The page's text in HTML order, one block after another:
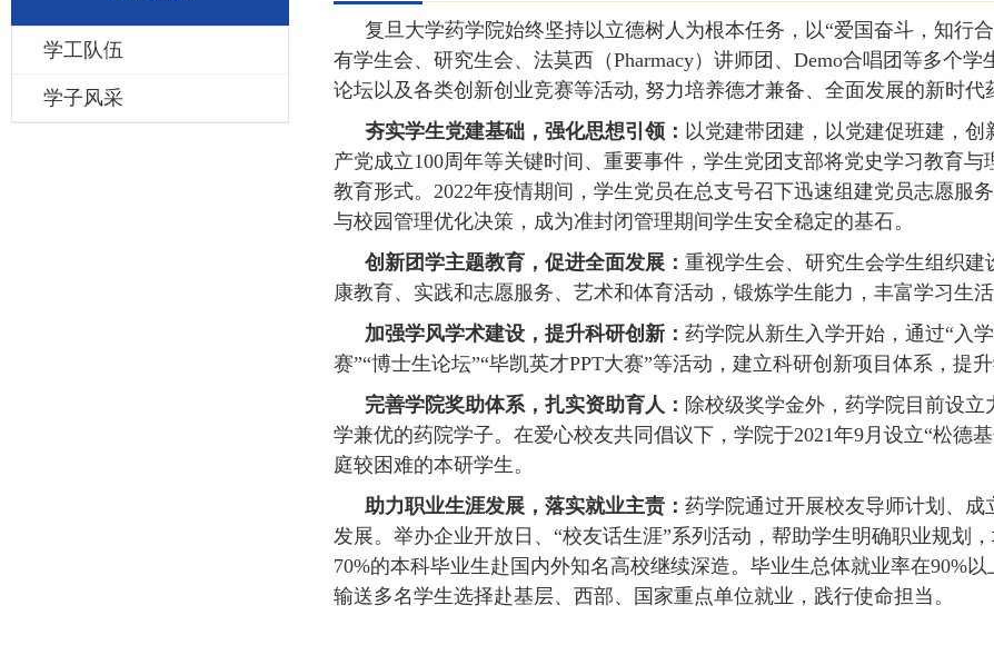
学工队伍
学子风采
复旦大学药学院始终坚持以立德树人为根本任务，以“爱国奋斗，知行
有学生会、研究生会、法莫西（Pharmacy）讲师团、 Demo合唱团等多个学
论坛以及各类创新创业竞赛等活动, 努力培养德才兼备、全面发展的新时代
夯实学生党建基础，强化思想引领： 以党建带团建，以党建促班建，
产党成立100周年等关键时间、重要事件，学生党团支部将党史学习教育
教育形式。 2022年疫情期间，学生党员在总支号召下迅速组建党员志愿服
与校园管理优化决策，成为准封闭管理期间学生安全稳定的基石。
创新团学主题教育，促进全面发展： 重视学生会、研究生会学生组织建
康教育、实践和志愿服务、艺术和体育活动，锻炼学生能力，丰富学习生活
加强学风学术建设，提升科研创新： 药学院从新生入学开始，通过“入
赛”“博士生论坛”“毕凯英才PPT大赛”等活动，建立科研创新项目体系，提
完善学院奖助体系，扎实资助育人： 除校级奖学金外，药学院目前设立
学兼优的药院学子。在爱心校友共同倡议下，学院于2021年9月设立“松德
庭较困难的本研学生。
助力职业生涯发展，落实就业主责： 药学院通过开展校友导师计划、
发展。举办企业开放日、“校友话生涯”系列活动，帮助学生明确职业规划
70%的本科毕业生赴国内外知名高校继续深造。毕业生总体就业率在90%
输送多名学生选择赴基层、西部、国家重点单位就业，践行使命担当。